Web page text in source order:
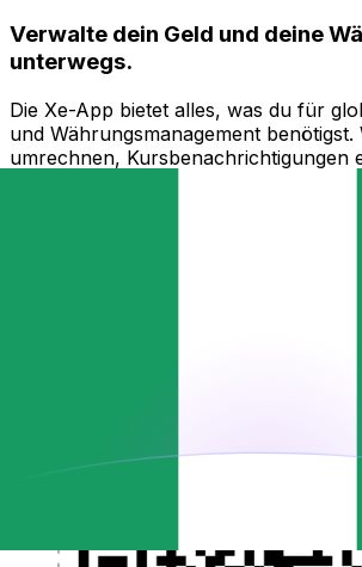
Verwalte dein Geld und deine
unterwegs.
Die Xe-App bietet alles, was du für
und Währungsmanagement benötigst.
umrechnen, Kursbenachrichtigungen